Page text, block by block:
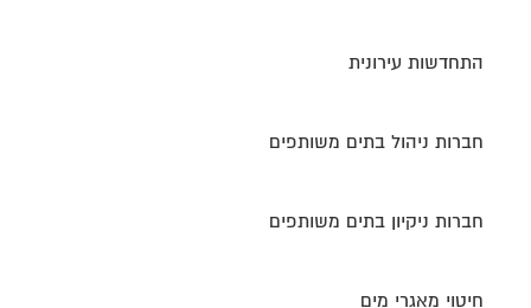
התחדשות עירונית
חברות ניהול בתים משותפים
חברות ניקיון בתים משותפים
חיטוי מאגרי מים